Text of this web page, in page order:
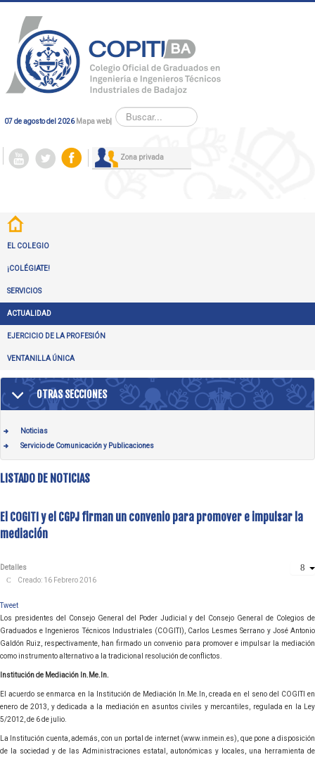
07 de agosto del 2026 Mapa web|
Buscar...
Zona privada
EL COLEGIO
¡COLÉGIATE!
SERVICIOS
ACTUALIDAD
EJERCICIO DE LA PROFESIÓN
VENTANILLA ÚNICA
OTRAS SECCIONES
Noticias
Servicio de Comunicación y Publicaciones
LISTADO DE NOTICIAS
El COGITI y el CGPJ firman un convenio para promover e impulsar la
mediación
Detalles
Creado: 16 Febrero 2016
Tweet
Los presidentes del Consejo General del Poder Judicial y del Consejo General de Colegios de
Graduados e Ingenieros Técnicos Industriales (COGITI), Carlos Lesmes Serrano y José Antonio
Galdón Ruiz, respectivamente, han firmado un convenio para promover e impulsar la mediación
como instrumento alternativo a la tradicional resolución de conflictos.
Institución de Mediación In.Me.In.
El acuerdo se enmarca en la Institución de Mediación In.Me.In, creada en el seno del COGITI en
enero de 2013, y dedicada a la mediación en asuntos civiles y mercantiles, regulada en la Ley
5/2012, de 6 de julio.
La Institución cuenta, además, con un portal de internet (www.inmein.es), que pone a disposición
de la sociedad y de las Administraciones estatal, autonómicas y locales, una herramienta de